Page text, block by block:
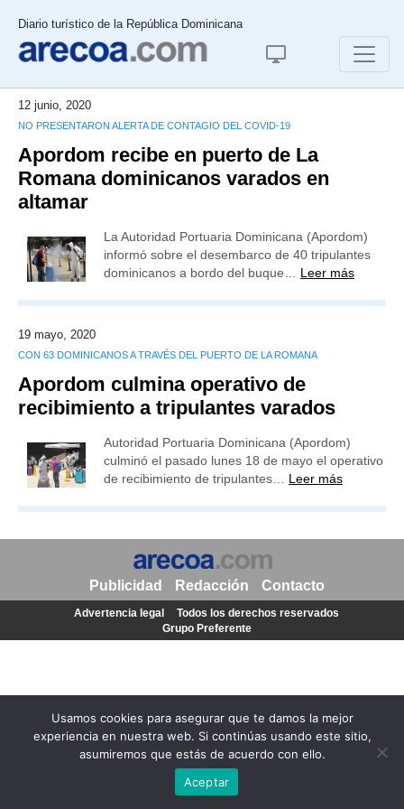
Diario turístico de la República Dominicana
12 junio, 2020
NO PRESENTARON ALERTA DE CONTAGIO DEL COVID-19
Apordom recibe en puerto de La
Romana dominicanos varados en
altamar
La Autoridad Portuaria Dominicana (Apordom)
informó sobre el desembarco de 40 tripulantes
dominicanos a bordo del buque… Leer más
19 mayo, 2020
CON 63 DOMINICANOS A TRAVÉS DEL PUERTO DE LA ROMANA
Apordom culmina operativo de
recibimiento a tripulantes varados
Autoridad Portuaria Dominicana (Apordom)
culminó el pasado lunes 18 de mayo el operativo
de recibimiento de tripulantes… Leer más
Usamos cookies para asegurar que te damos la mejor
experiencia en nuestra web. Si continúas usando este sitio,
asumiremos que estás de acuerdo con ello.
Aceptar
Publicidad Redacción Contacto
Advertencia legal
Todos los derechos reservados
Grupo Preferente